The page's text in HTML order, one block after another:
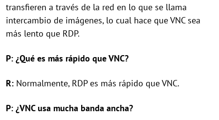
transfieren a través de la red en lo que se llama
intercambio de imágenes, lo cual hace que VNC sea
más lento que RDP.
P: ¿Qué es más rápido que VNC?
R: Normalmente, RDP es más rápido que VNC.
P: ¿VNC usa mucha banda ancha?